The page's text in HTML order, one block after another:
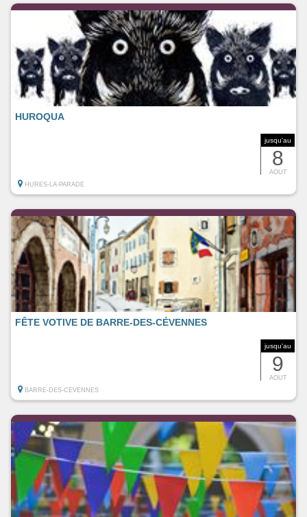
jusqu'au
8
AOUT
HUROQUA
HURES-LA-PARADE
jusqu'au
9
AOUT
FÊTE VOTIVE DE BARRE-DES-CÉVENNES
BARRE-DES-CEVENNES